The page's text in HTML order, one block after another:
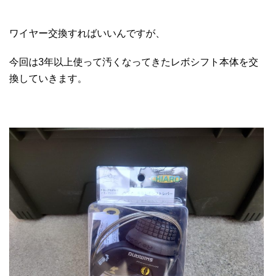
ワイヤー交換すればいいんですが、
今回は3年以上使って汚くなってきたレボシフト本体を交
換していきます。